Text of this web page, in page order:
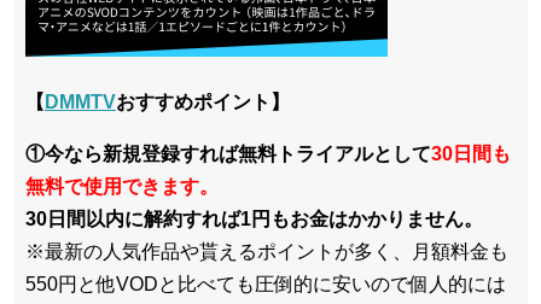
【 DMMTVおすすめポイント】
①今なら新規登録すれば無料トライアルとして30日間も
無料で使用できます。
30日間以内に解約すれば1円もお金はかかりません。
※最新の人気作品や貰えるポイントが多く、月額料金も
550円と他VODと比べても圧倒的に安いので個人的には